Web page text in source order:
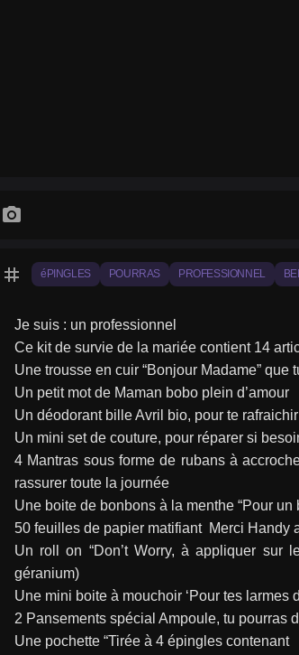
photo_camera
tag éPINGLES POURRAS PROFESSIONNEL
Je suis : un professionnel
Ce kit de survie de la mariée contient 14
Une trousse en cuir “Bonjour Madame”
Un petit mot de Maman bobo plein d’amour
Un déodorant bille Avril bio, pour te
Un mini set de couture, pour réparer si
4 Mantras sous forme de rubans à
rassurer toute la journée
Une boite de bonbons à la menthe “Pour un
50 feuilles de papier matifiant  Merci Handy
Un roll on “Don’t Worry, à appliquer sur
géranium)
Une mini boite à mouchoir ‘Pour tes
2 Pansements spécial Ampoule, tu pourras
Une pochette “Tirée à 4 épingles contenant